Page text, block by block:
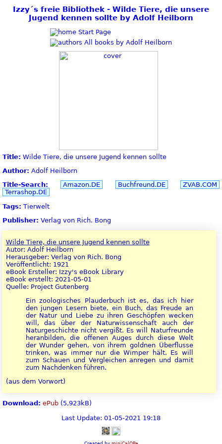
Izzy´s freie Bibliothek - Wilde Tiere, die unsere
Jugend kennen sollte by Adolf Heilborn
Start Page
All books by Adolf Heilborn
Title: Wilde Tiere, die unsere Jugend kennen sollte
Author: Adolf Heilborn
Title-Search:
Amazon.DE Buchfreund.DE
ZVAB.COM
Terrashop.DE
Tags: Tierwelt
Publisher: Verlag von Rich. Bong
Wilde Tiere, die unsere Jugend kennen sollte
Autor: Adolf Heilborn
Herausgeber: Verlag von Rich. Bong
Veröffentlicht: 1921
eBook Ersteller: Izzy's eBook Library
eBook erstellt: 2021-05-01
Quelle: Project Gutenberg
Ein zoologisches Plauderbuch ist es, das ich hier
den jungen Lesern biete, ein Buch, das Freude an
der Natur und Liebe zu ihren Geschöpfen wecken
will, das über der Naturwissenschaft auch der
Naturgeschichte nicht vergißt. Es will Naturfreunde
heranbilden, die offenen Auges durch diese Welt
der Wunder gehen, von ihrem goldnen Überflusse
trinken, was immer nur die Wimper hält. Es will
zum Schauen und Vergleichen anregen und damit
zum Nachdenken führen.
(aus dem Vorwort)
Download: ePub (5,923kB)
Last Update: 01-05-2021 19:18